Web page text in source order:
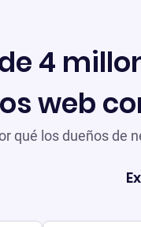
4
web
qué los dueños de